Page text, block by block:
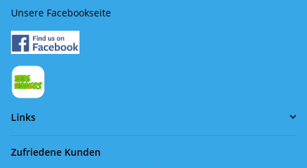
Unsere Facebookseite
Links
Zufriedene Kunden